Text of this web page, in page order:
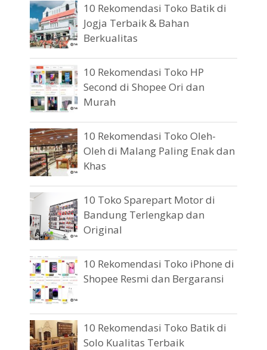
10 Rekomendasi Toko Batik di
Jogja Terbaik & Bahan
Berkualitas
10 Rekomendasi Toko HP
Second di Shopee Ori dan
Murah
10 Rekomendasi Toko Oleh-
Oleh di Malang Paling Enak dan
Khas
10 Toko Sparepart Motor di
Bandung Terlengkap dan
Original
10 Rekomendasi Toko iPhone di
Shopee Resmi dan Bergaransi
10 Rekomendasi Toko Batik di
Solo Kualitas Terbaik